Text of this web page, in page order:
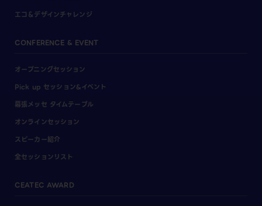
エコ＆デザインチャレンジ
CONFERENCE & EVENT
オープニングセッション
Pick up セッション&イベント
幕張メッセ タイムテーブル
オンラインセッション
スピーカー紹介
全セッションリスト
CEATEC AWARD